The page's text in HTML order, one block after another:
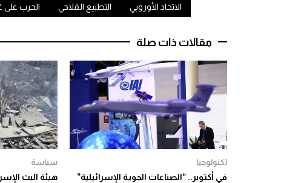
الاتحاد الأوروبي التطبيع الفلاحي الحرب على
مقالات ذات صلة
تكنولوجيا
في أكتوبر.. “الصناعات الجوية الإسرائيلية”
سياسة
هيئة البث